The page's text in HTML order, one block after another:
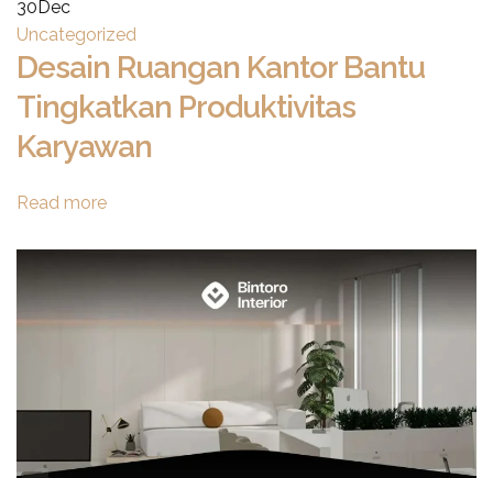
30Dec
Uncategorized
Desain Ruangan Kantor Bantu
Tingkatkan Produktivitas
Karyawan
Read more